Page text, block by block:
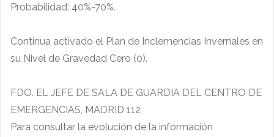
Probabilidad: 40%-70%.
Continua activado el Plan de Inclemencias Invernales en
su Nivel de Gravedad Cero (0).
FDO. EL JEFE DE SALA DE GUARDIA DEL CENTRO DE
EMERGENCIAS, MADRID 112
Para consultar la evolución de la información